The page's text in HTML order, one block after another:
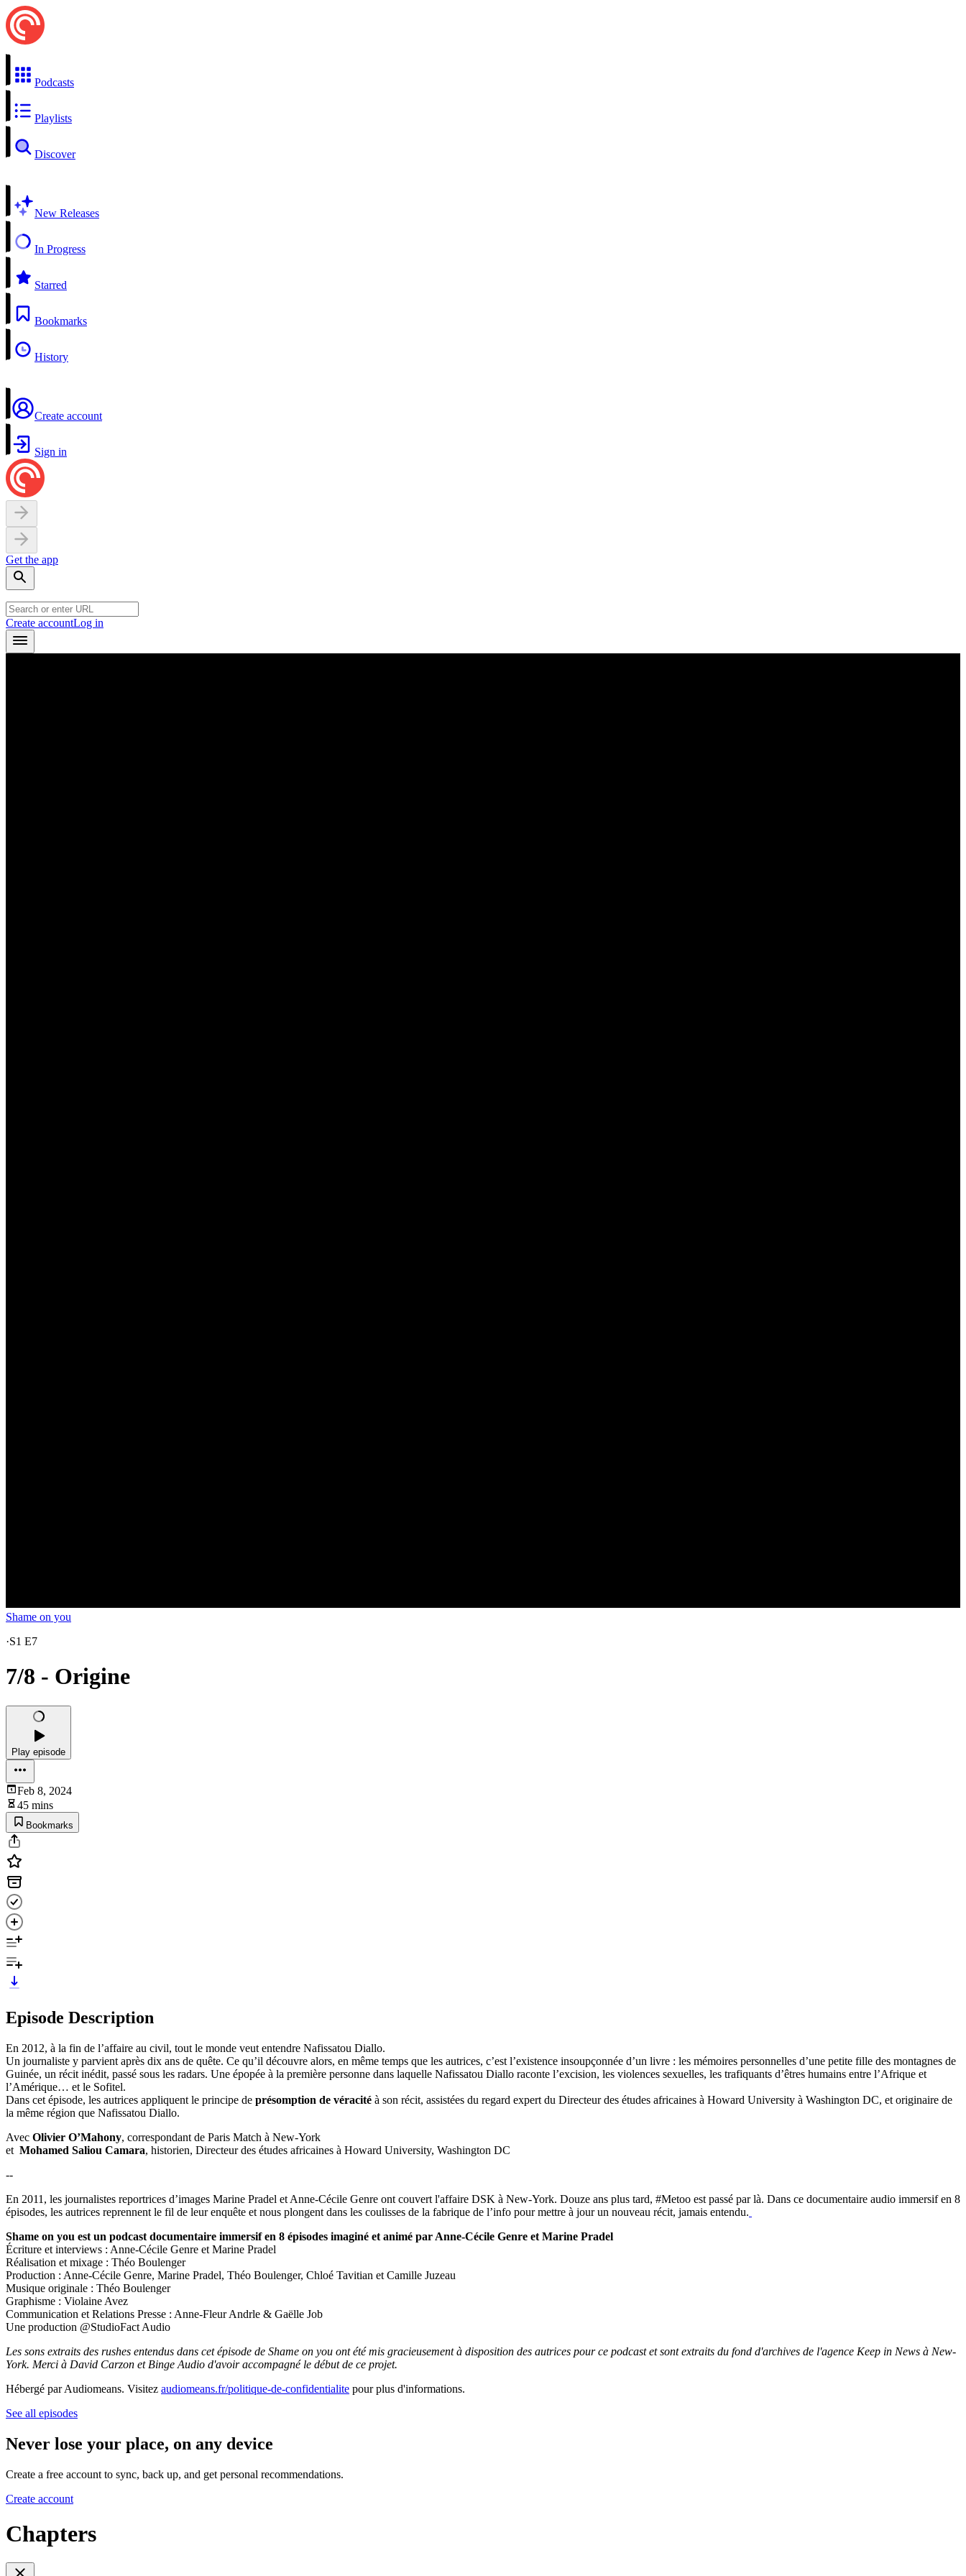
Podcasts
Playlists
Discover
New Releases
In Progress
Starred
Bookmarks
History
Create account
Sign in
Get the app
Create accountLog in
Shame on you
·S1 E7
7/8 - Origine
Play episode
Feb 8, 2024
45 mins
Bookmarks
Episode Description
En 2012, à la fin de l’affaire au civil, tout le monde veut entendre Nafissatou Diallo.
Un journaliste y parvient après dix ans de quête. Ce qu’il découvre alors, en même temps que les autrices, c’est l’existence insoupçonnée d’un livre : les mémoires personnelles d’une petite fille des montagnes de
Guinée, un récit inédit, passé sous les radars. Une épopée à la première personne dans laquelle Nafissatou Diallo raconte l’excision, les violences sexuelles, les trafiquants d’êtres humains entre l’Afrique et
l’Amérique… et le Sofitel.
Dans cet épisode, les autrices appliquent le principe de présomption de véracité à son récit, assistées du regard expert du Directeur des études africaines à Howard University à Washington DC, et originaire de
la même région que Nafissatou Diallo.
Avec Olivier O’Mahony, correspondant de Paris Match à New-York
et Mohamed Saliou Camara, historien, Directeur des études africaines à Howard University, Washington DC
--
En 2011, les journalistes reportrices d’images Marine Pradel et Anne-Cécile Genre ont couvert l'affaire DSK à New-York. Douze ans plus tard, #Metoo est passé par là. Dans ce documentaire audio immersif en 8
épisodes, les autrices reprennent le fil de leur enquête et nous plongent dans les coulisses de la fabrique de l’info pour mettre à jour un nouveau récit, jamais entendu.
Shame on you est un podcast documentaire immersif en 8 épisodes imaginé et animé par Anne-Cécile Genre et Marine Pradel
Écriture et interviews : Anne-Cécile Genre et Marine Pradel
Réalisation et mixage : Théo Boulenger
Production : Anne-Cécile Genre, Marine Pradel, Théo Boulenger, Chloé Tavitian et Camille Juzeau
Musique originale : Théo Boulenger
Graphisme : Violaine Avez
Communication et Relations Presse : Anne-Fleur Andrle & Gaëlle Job
Une production @StudioFact Audio
Les sons extraits des rushes entendus dans cet épisode de Shame on you ont été mis gracieusement à disposition des autrices pour ce podcast et sont extraits du fond d'archives de l'agence Keep in News à New-
York. Merci à David Carzon et Binge Audio d'avoir accompagné le début de ce projet.
Hébergé par Audiomeans. Visitez audiomeans.fr/politique-de-confidentialite pour plus d'informations.
See all episodes
Never lose your place, on any device
Create a free account to sync, back up, and get personal recommendations.
Create account
Chapters